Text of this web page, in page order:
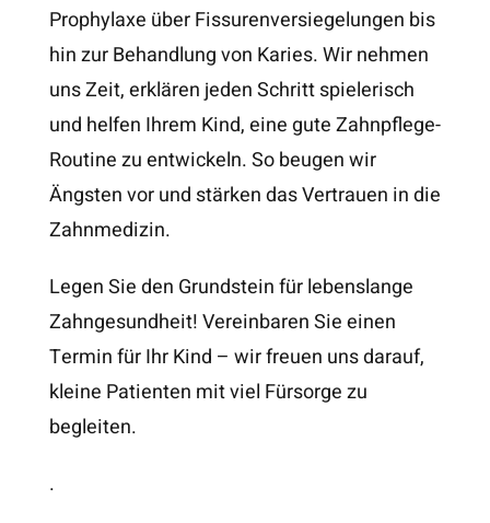
Prophylaxe über Fissurenversiegelungen bis
hin zur Behandlung von Karies. Wir nehmen
uns Zeit, erklären jeden Schritt spielerisch
und helfen Ihrem Kind, eine gute Zahnpflege-
Routine zu entwickeln. So beugen wir
Ängsten vor und stärken das Vertrauen in die
Zahnmedizin.
Legen Sie den Grundstein für lebenslange
Zahngesundheit! Vereinbaren Sie einen
Termin für Ihr Kind – wir freuen uns darauf,
kleine Patienten mit viel Fürsorge zu
begleiten.
.